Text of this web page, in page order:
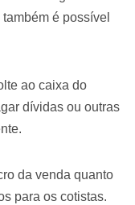
é possível
ao caixa do
dívidas ou outras
da venda quanto
para os cotistas.